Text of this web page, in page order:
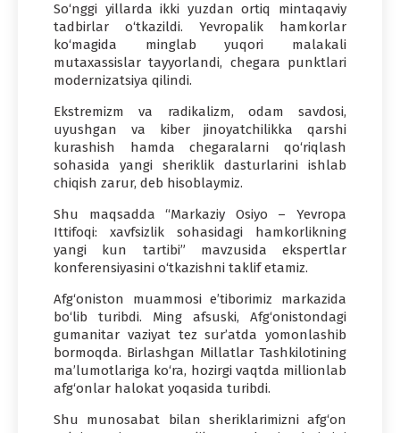
So‘nggi yillarda ikki yuzdan ortiq mintaqaviy
tadbirlar o‘tkazildi. Yevropalik hamkorlar
ko‘magida minglab yuqori malakali
mutaxassislar tayyorlandi, chegara punktlari
modernizatsiya qilindi.
Ekstremizm va radikalizm, odam savdosi,
uyushgan va kiber jinoyatchilikka qarshi
kurashish hamda chegaralarni qo‘riqlash
sohasida yangi sheriklik dasturlarini ishlab
chiqish zarur, deb hisoblaymiz.
Shu maqsadda “Markaziy Osiyo – Yevropa
Ittifoqi: xavfsizlik sohasidagi hamkorlikning
yangi kun tartibi” mavzusida ekspertlar
konferensiyasini o‘tkazishni taklif etamiz.
Afg‘oniston muammosi e’tiborimiz markazida
bo‘lib turibdi. Ming afsuski, Afg‘onistondagi
gumanitar vaziyat tez sur’atda yomonlashib
bormoqda. Birlashgan Millatlar Tashkilotining
ma’lumotlariga ko‘ra, hozirgi vaqtda millionlab
afg‘onlar halokat yoqasida turibdi.
Shu munosabat bilan sheriklarimizni afg‘on